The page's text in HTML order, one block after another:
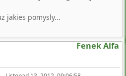
jakies pomysly...
Fenek Alfa